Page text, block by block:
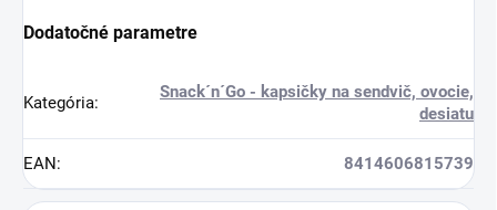
Dodatočné parametre
Kategória:
Snack´n´Go - kapsičky na sendvič, ovocie,
desiatu
EAN: 8414606815739